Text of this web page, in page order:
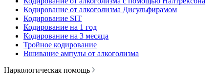
Кодирование от алкоголизма Дисульфирамом
Кодирование SIT
Кодирование на 1 год
Кодирование на 3 месяца
Тройное кодирование
Вшивание ампулы от алкоголизма
Наркологическая помощь